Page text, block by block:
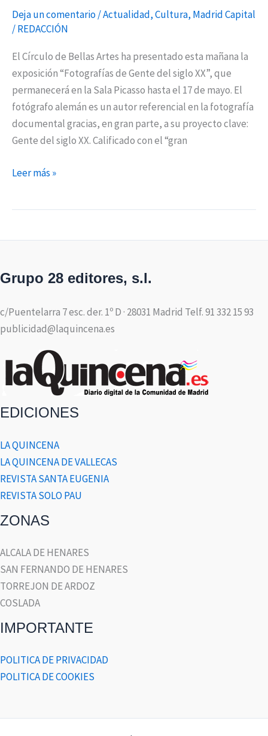
Deja un comentario/Actualidad,Cultura, Madrid Capital
/REDACCIÓN
El Círculo de Bellas Artes ha presentado esta mañana la
exposición “Fotografías de Gente del siglo XX”, que
permanecerá en la Sala Picasso hasta el 17 de mayo. El
fotógrafo alemán es un autor referencial en la fotografía
documental gracias, en gran parte, a su proyecto clave:
Gente del siglo XX. Calificado con el “gran
XX»
Leer más »
Grupo 28 editores, s.l.
c/Puentelarra 7 esc. der. 1º D · 28031 Madrid Telf. 91 332 15 93
publicidad@laquincena.es
EDICIONES
LA QUINCENA
LA QUINCENA DE VALLECAS
REVISTA SANTA EUGENIA
REVISTA SOLO PAU
ZONAS
ALCALA DE HENARES
SAN FERNANDO DE HENARES
TORREJON DE ARDOZ
COSLADA
IMPORTANTE
POLITICA DE PRIVACIDAD
POLITICA DE COOKIES